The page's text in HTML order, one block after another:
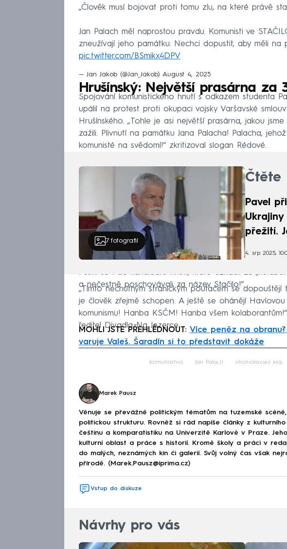
„Člověk musí bojovat proti tomu zlu, na které právě
Jan Palach měl naprostou pravdu. Komunisti ve
zneužívají jeho památku. Nechci dopustit, aby měli na
pic.twitter.com/BSmikx4DPV
— Jan Jakob (@Jan_Jakob) August 4, 2025
Hrušínský: Největší prasárna za
Spojování komunistického hnutí s odkazem studenta
upálil na protest proti okupaci vojsky Varšavské
Hrušínského. „Tohle je asi největší prasárna, jakou
zažili. Plivnutí na památku Jana Palacha! Palacha,
komunisté na svědomí!“ zkritizoval slogan Rédové.
7 fotografií
Čtěte
Pavel
přežití.
4. srp 2025,
Pustil se i do kandidátů hnutí, které označil za
a nečestně poschovávali za název Stačilo!“.
„Tímto nechutným stranickým poutačem se dopouštějí
je člověk zřejmě schopen. A ještě se ohánějí
komunismu! Hanba KSČM! Hanba všem
ředitel Divadla Na Jezerce.
MOHLI JSTE PŘEHLÉDNOUT: Více peněz na
varuje Valeš. Šaradín si to představit dokáže
Failed to fetch
komunismus Jan Palach Jihomoravský kraj
Marek Pausz
Věnuje se převážně politickým tématům na tuzemské
politickou strukturu. Rovněž si rád napíše články z
češtinu a komparatistiku na Univerzitě Karlově v Praze.
kulturní oblast a práce s historií. Kromě školy a práci v
do malých, neznámých kin či galerií. Svůj volný čas však
přírodě. (Marek.Pausz@iprima.cz)
Vstup do diskuze
Návrhy pro vás